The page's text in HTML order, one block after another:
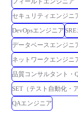
●その他(ソースコード管
GitHub ●記載内容に関する注意事項 本求人票に記載の内容は、会社の方
針によって変更になる可
セキュリティエンジニ
DevOpsエンジニア
データベースエンジニ
ネットワークエンジニ
品質コンサルタント・
SET（テスト自動化・
QAエンジニア